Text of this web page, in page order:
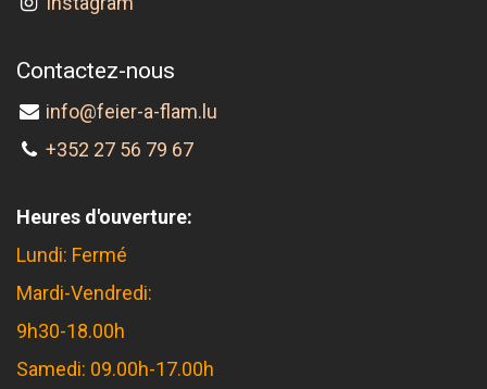
Contactez-nous
info@feier-a-flam.lu
+352 27 56 79 67
Heures d'ouverture:
Lundi: Fermé
Mardi-Vendredi:
9h30-18.00h
Samedi: 09.00h-17.00h